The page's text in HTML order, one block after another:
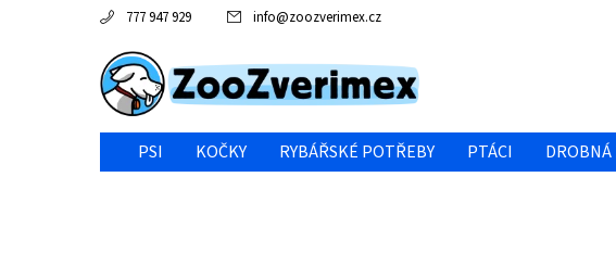
777 947 929 info@zoozverimex.cz
PSI KOČKY RYBÁŘSKÉ POTŘEBY PTÁCI